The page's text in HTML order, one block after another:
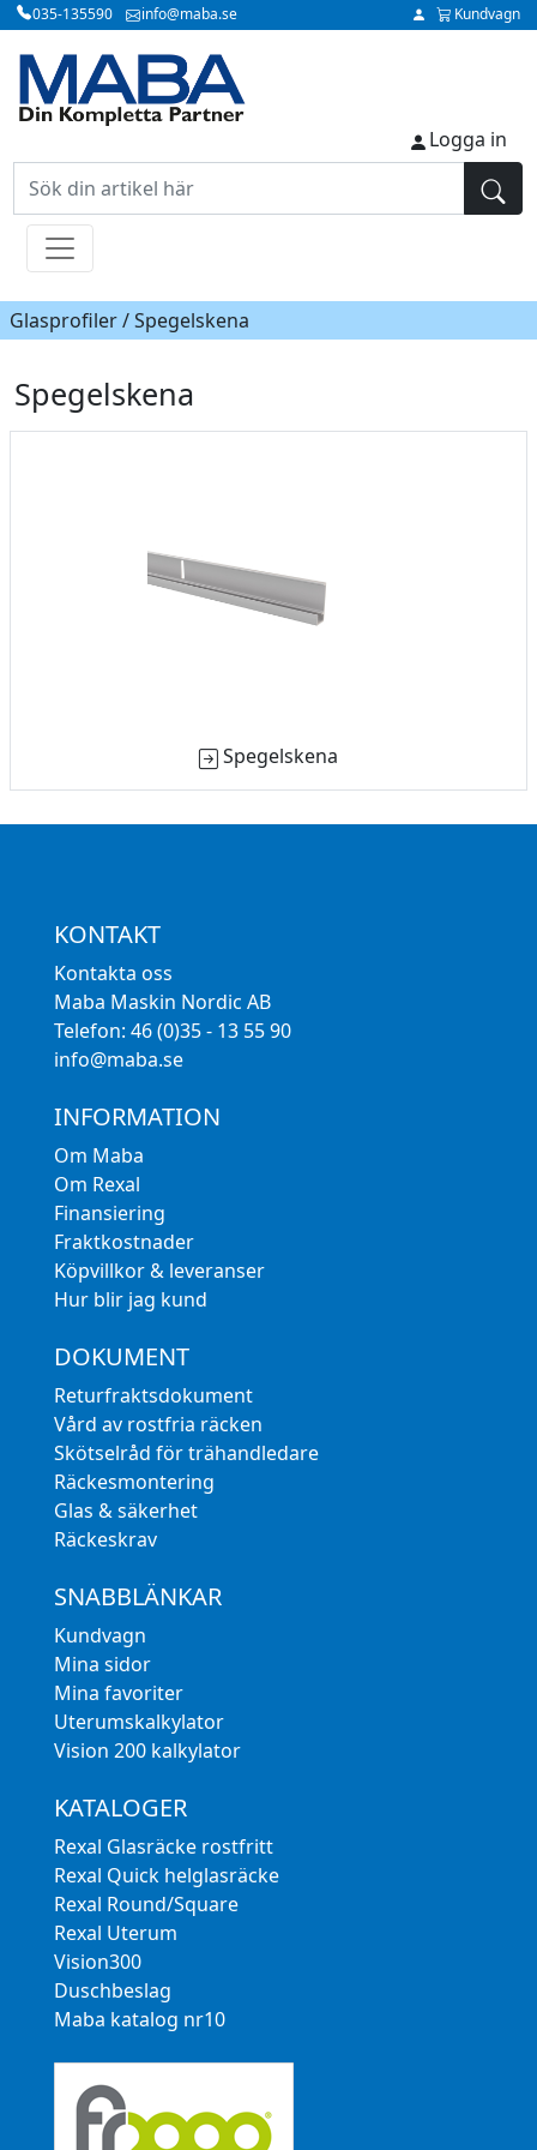
035-135590 info@maba.se Kundvagn
Logga in
Glasprofiler / Spegelskena
Spegelskena
Spegelskena
KONTAKT
Kontakta oss
Maba Maskin Nordic AB
Telefon: 46 (0)35 - 13 55 90
info@maba.se
INFORMATION
Om Maba
Om Rexal
Finansiering
Fraktkostnader
Köpvillkor & leveranser
Hur blir jag kund
DOKUMENT
Returfraktsdokument
Vård av rostfria räcken
Skötselråd för trähandledare
Räckesmontering
Glas & säkerhet
Räckeskrav
SNABBLÄNKAR
Kundvagn
Mina sidor
Mina favoriter
Uterumskalkylator
Vision 200 kalkylator
KATALOGER
Rexal Glasräcke rostfritt
Rexal Quick helglasräcke
Rexal Round/Square
Rexal Uterum
Vision300
Duschbeslag
Maba katalog nr10